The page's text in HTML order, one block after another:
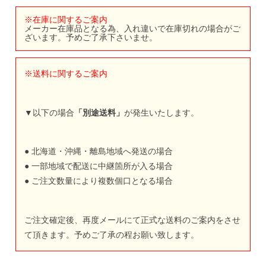
※在庫に関するご案内
メーカー在庫品となる為、入れ違いで在庫切れの場合がご
ざいます。予めご了承下さいませ。
※送料に関するご案内
▼以下の場合 「別途送料」 が発生いたします。
● 北海道・沖縄・離島地域へ発送の場合
● 一部地域で配送に中継箇所が入る場合
● ご注文数量により複数個口となる場合
ご注文確定後、再度メールにて正式な送料のご案内をさせ
て頂きます。予めご了承の程お願い致します。